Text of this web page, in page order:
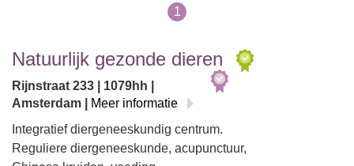
1
Natuurlijk gezonde dieren
Rijnstraat 233 | 1079hh |
Amsterdam |
Meer informatie
Integratief diergeneeskundig centrum.
Reguliere diergeneeskunde, acupunctuur,